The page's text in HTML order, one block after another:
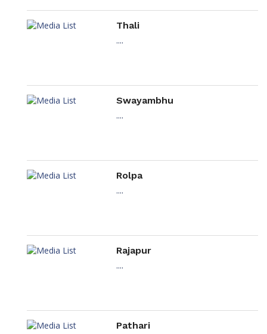
Thali
....
Swayambhu
....
Rolpa
....
Rajapur
....
Pathari